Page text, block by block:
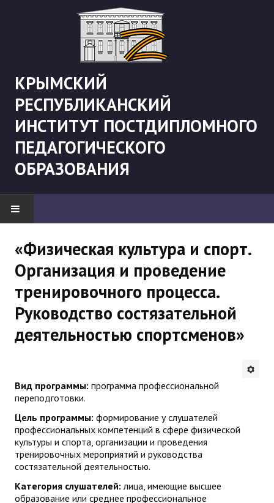
КРЫМСКИЙ
РЕСПУБЛИКАНСКИЙ
ИНСТИТУТ ПОСТДИПЛОМНОГО
ПЕДАГОГИЧЕСКОГО
ОБРАЗОВАНИЯ
"Боевая" русистика
Будни института
АНОНСЫ
В ПОМОЩЬ УЧИТЕЛЮ
Организация УВП
ГИА
Карта ГИА РК
«Физическая культура и спорт.
Организация и проведение
тренировочного процесса.
Руководство состязательной
деятельностью спортсменов»
Вид программы: программа профессиональной
переподготовки.
Цель программы: формирование у слушателей
профессиональных компетенций в сфере физической
культуры и спорта, организации и проведения
тренировочных мероприятий и руководства
состязательной деятельностью.
Категория слушателей:лица, имеющие высшее
образование или среднее профессиональное